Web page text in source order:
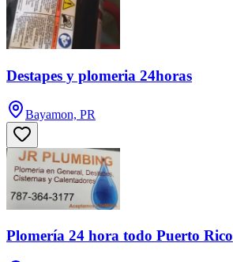
Destapes y plomeria 24horas
Bayamon, PR
Plomería 24 hora todo Puerto Rico